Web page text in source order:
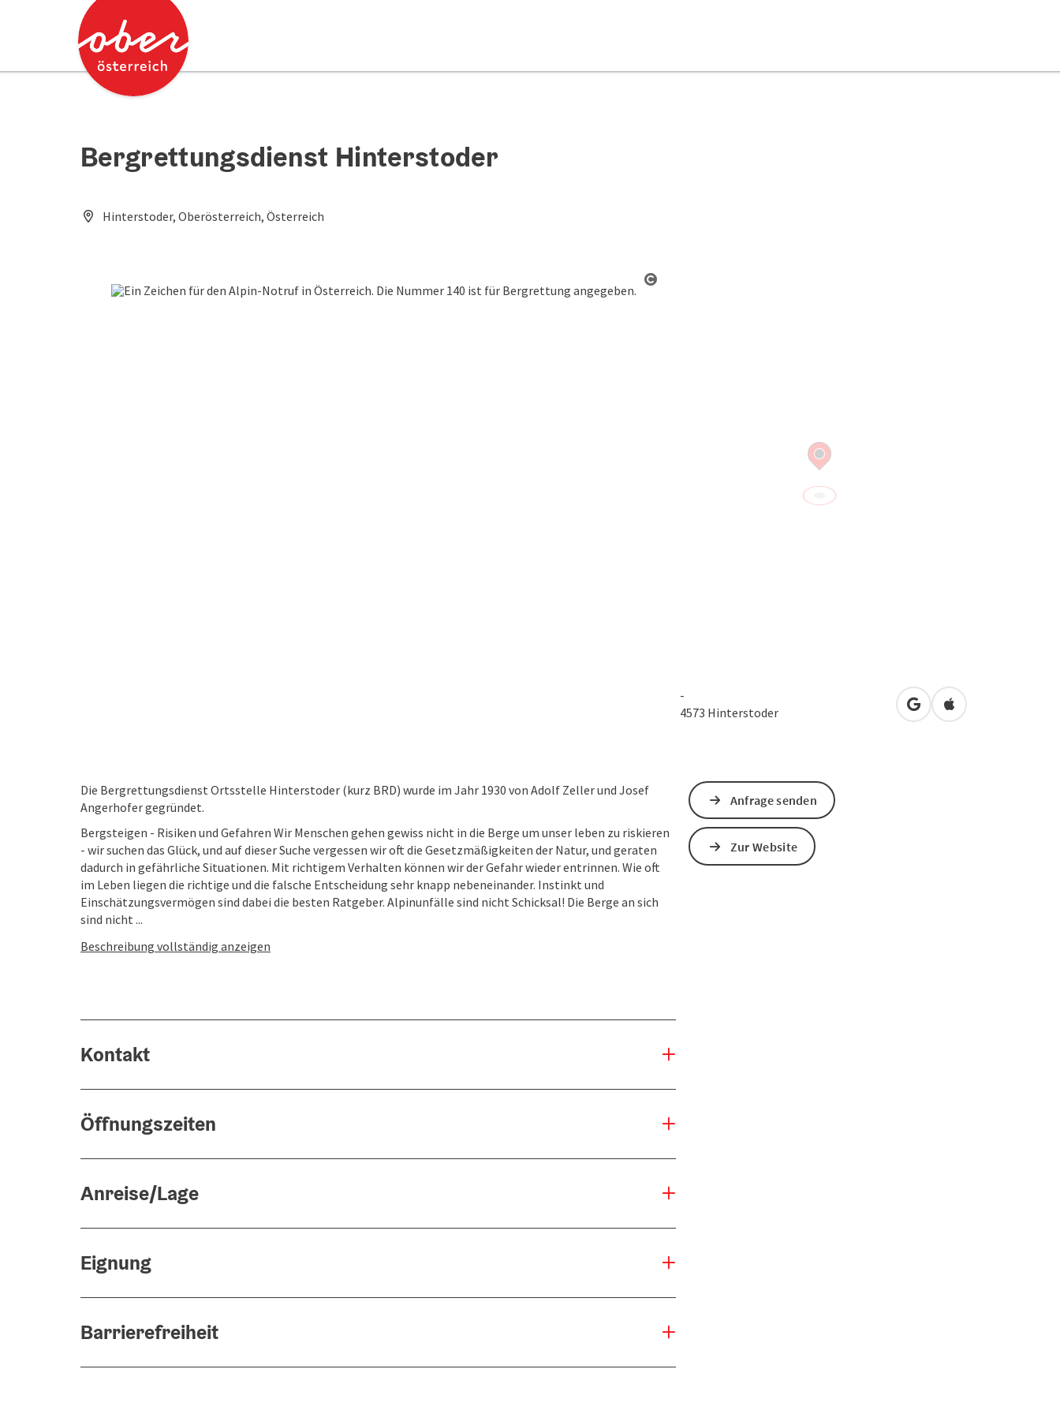
Zum Inhalt
Zum Seitenanfang Accesskey
Bergrettungsdienst Hinterstoder
Hinterstoder, Oberösterreich, Österreich
-
4573 Hinterstoder in Google Maps öffnen
in Apple Maps
Die Bergrettungsdienst Ortsstelle Hinterstoder (kurz BRD) wurde im Jahr 1930 von Adolf Zeller und Josef
Angerhofer gegründet.
Bergsteigen - Risiken und Gefahren Wir Menschen gehen gewiss nicht in die Berge um unser leben zu riskieren
- wir suchen das Glück, und auf dieser Suche vergessen wir oft die Gesetzmäßigkeiten der Natur, und geraten
dadurch in gefährliche Situationen. Mit richtigem Verhalten können wir der Gefahr wieder entrinnen. Wie oft
im Leben liegen die richtige und die falsche Entscheidung sehr knapp nebeneinander. Instinkt und
Einschätzungsvermögen sind dabei die besten Ratgeber. Alpinunfälle sind nicht Schicksal! Die Berge an sich
sind nicht ...
Beschreibung vollständig anzeigen
Kontakt
Öffnungszeiten
Anreise/Lage
Eignung
Barrierefreiheit
Anfrage senden
Zur Website